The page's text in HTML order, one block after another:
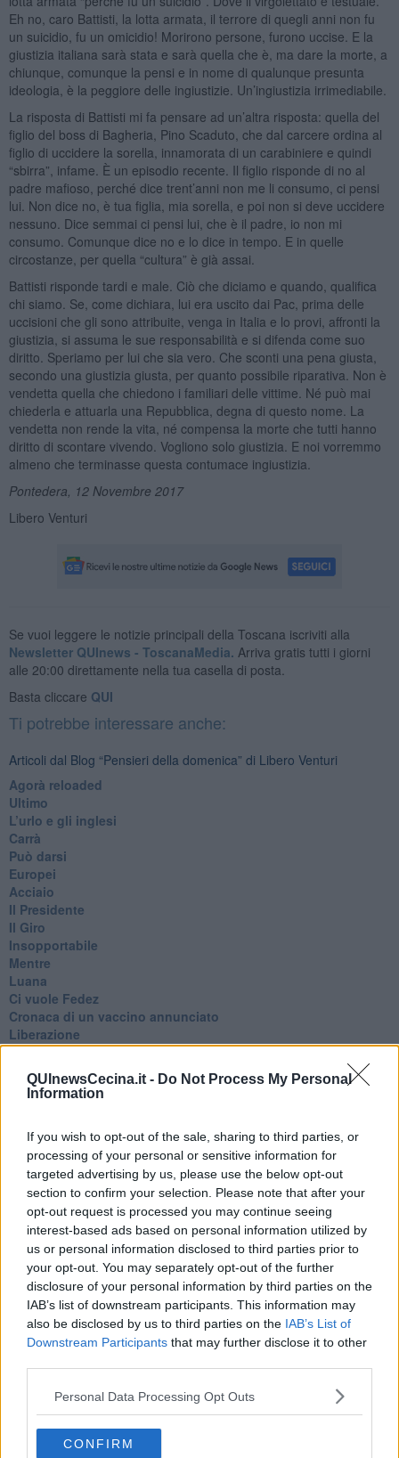
QUInewsCecina.it - Do Not Process My Personal
Information
If you wish to opt-out of the sale, sharing to third parties, or
processing of your personal or sensitive information for
targeted advertising by us, please use the below opt-out
section to confirm your selection. Please note that after your
opt-out request is processed you may continue seeing
interest-based ads based on personal information utilized by
us or personal information disclosed to third parties prior to
your opt-out. You may separately opt-out of the further
disclosure of your personal information by third parties on the
IAB’s list of downstream participants. This information may
also be disclosed by us to third parties on the IAB’s List of
Downstream Participants that may further disclose it to other
Personal Data Processing Opt Outs
CONFIRM
Eh no, caro Battisti, la lotta armata, il terrore di quegli anni non fu
un suicidio, fu un omicidio! Morirono persone, furono uccise. E la
giustizia italiana sarà stata e sarà quella che è, ma dare la morte, a
chiunque, comunque la pensi e in nome di qualunque presunta
ideologia, è la peggiore delle ingiustizie. Un’ingiustizia irrimediabile.
La risposta di Battisti mi fa pensare ad un’altra risposta: quella del
figlio del boss di Bagheria, Pino Scaduto, che dal carcere ordina al
figlio di uccidere la sorella, innamorata di un carabiniere e quindi
“sbirra”, infame. È un episodio recente. Il figlio risponde di no al
padre mafioso, perché dice trent’anni non me li consumo, ci pensi
lui. Non dice no, è tua figlia, mia sorella, e poi non si deve uccidere
nessuno. Dice semmai ci pensi lui, che è il padre, io non mi
consumo. Comunque dice no e lo dice in tempo. E in quelle
circostanze, per quella “cultura” è già assai.
Battisti risponde tardi e male. Ciò che diciamo e quando, qualifica
chi siamo. Se, come dichiara, lui era uscito dai Pac, prima delle
uccisioni che gli sono attribuite, venga in Italia e lo provi, affronti la
giustizia, si assuma le sue responsabilità e si difenda come suo
diritto. Speriamo per lui che sia vero. Che sconti una pena giusta,
secondo una giustizia giusta, per quanto possibile riparativa. Non è
vendetta quella che chiedono i familiari delle vittime. Né può mai
chiederla e attuarla una Repubblica, degna di questo nome. La
vendetta non rende la vita, né compensa la morte che tutti hanno
diritto di scontare vivendo. Vogliono solo giustizia. E noi vorremmo
almeno che terminasse questa contumace ingiustizia.
Pontedera, 12 Novembre 2017
Libero Venturi
Se vuoi leggere le notizie principali della Toscana iscriviti alla
Newsletter QUInews - ToscanaMedia. Arriva gratis tutti i giorni
alle 20:00 direttamente nella tua casella di posta.
Basta cliccare QUI
Ti potrebbe interessare anche:
Articoli dal Blog “Pensieri della domenica” di Libero Venturi
​Agorà reloaded
Ultimo
​L’urlo e gli inglesi
Carrà
Può darsi
Europei
Acciaio
Il Presidente
​Il Giro
Insopportabile
​Mentre
Luana
​Ci vuole Fedez
​Cronaca di un vaccino annunciato
​Liberazione
Esternazioni
Vaxzevria
Nazionali
​Crapa pelada
​I soliti noti
Arie
​Vaccine Easing
No profit
Dragonheart
Con-ter?
​Con-te
Coincidenze e crisi
L'amico
​L’anno del vaccino
Giulio Regeni
Paolo Rossi
Maradona
​Ancora Covid